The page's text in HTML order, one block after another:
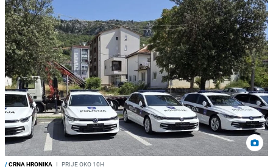
/CRNA HRONIKA I PRIJE OKO 10H